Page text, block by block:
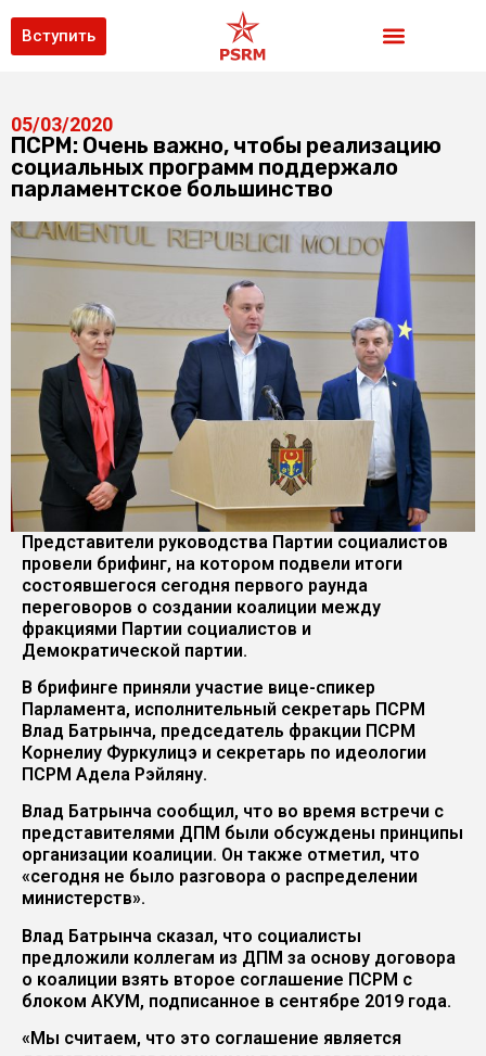
Вступить
05/03/2020
ПСРМ: Очень важно, чтобы реализацию
социальных программ поддержало
парламентское большинство
Представители руководства Партии социалистов
провели брифинг, на котором подвели итоги
состоявшегося сегодня первого раунда
переговоров о создании коалиции между
фракциями Партии социалистов и
Демократической партии.
В брифинге приняли участие вице-спикер
Парламента, исполнительный секретарь ПСРМ
Влад Батрынча, председатель фракции ПСРМ
Корнелиу Фуркулицэ и секретарь по идеологии
ПСРМ Адела Рэйляну.
Влад Батрынча сообщил, что во время встречи с
представителями ДПМ были обсуждены принципы
организации коалиции. Он также отметил, что
«сегодня не было разговора о распределении
министерств».
Влад Батрынча сказал, что социалисты
предложили коллегам из ДПМ за основу договора
о коалиции взять второе соглашение ПСРМ с
блоком АКУМ, подписанное в сентябре 2019 года.
«Мы считаем, что это соглашение является